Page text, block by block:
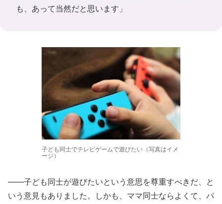
も、あって当然だと思います」
子ども同士でテレビゲームで遊びたい（写真はイメ
ージ）
――子ども同士が遊びたいという意思を尊重すべきだ、と
いう意見もありました。しかも、ママ同士ならよくて、パ